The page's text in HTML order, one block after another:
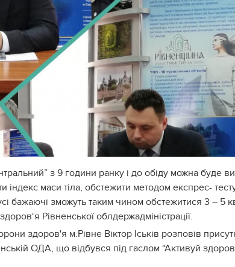
з 9 години ранку і до обіду можна буде
індекс маси тіла, обстежити методом експрес-
бажаючі зможуть таким чином обстежитися 3 – 5
Рівненської облдержадміністрації.
здоров'я м.Рівне Віктор Іськів розповів
ОДА, що відбувся під гаслом “Активуй